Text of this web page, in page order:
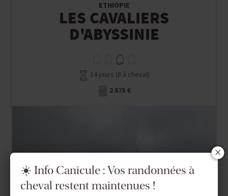
ETHIOPIE
LES CAVALIERS
D'ABYSSINIE
14 jours (8 à cheval)
2 875 €
☀️ Info Canicule : Vos randonnées à
cheval restent maintenues !